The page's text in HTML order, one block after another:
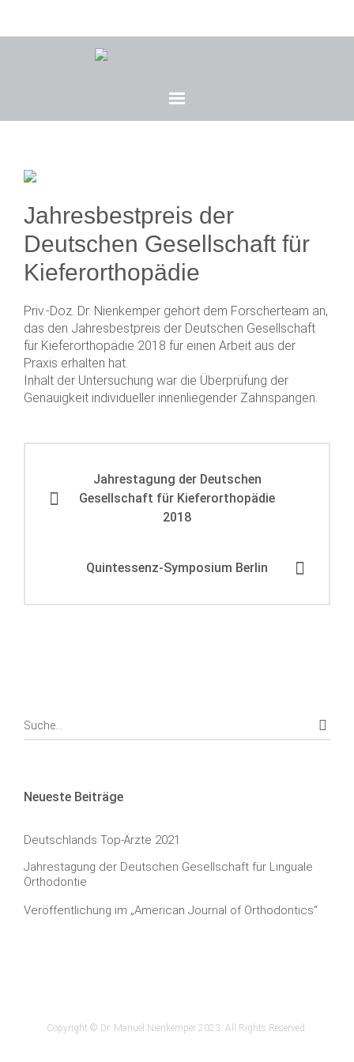
Jahresbestpreis der
Deutschen Gesellschaft für
Kieferorthopädie
Priv.-Doz. Dr. Nienkemper gehört dem Forscherteam an,
das den Jahresbestpreis der Deutschen Gesellschaft
für Kieferorthopädie 2018 für einen Arbeit aus der
Praxis erhalten hat.
Inhalt der Untersuchung war die Überprüfung der
Genauigkeit individueller innenliegender Zahnspangen.
Jahrestagung der Deutschen
Gesellschaft für Kieferorthopädie
2018
Quintessenz-Symposium Berlin
Neueste Beiträge
Deutschlands Top-Ärzte 2021
Jahrestagung der Deutschen Gesellschaft für Linguale
Orthodontie
Veröffentlichung im „American Journal of Orthodontics“
Copyright © Dr. Manuel Nienkemper 2023. All Rights Reserved.